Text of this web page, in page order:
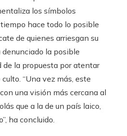
los símbolos
hace todo lo posible
de quienes arriesgan su
la posible
la propuesta por atentar
“Una vez más, este
una visión más cercana al
que a la de un país laico,
ha concluido.